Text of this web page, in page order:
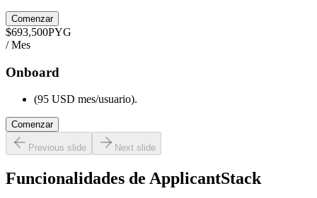
Comenzar
$693,500PYG
/ Mes
Onboard
(95 USD mes/usuario).
Comenzar
Previous slide Next slide
Funcionalidades de ApplicantStack